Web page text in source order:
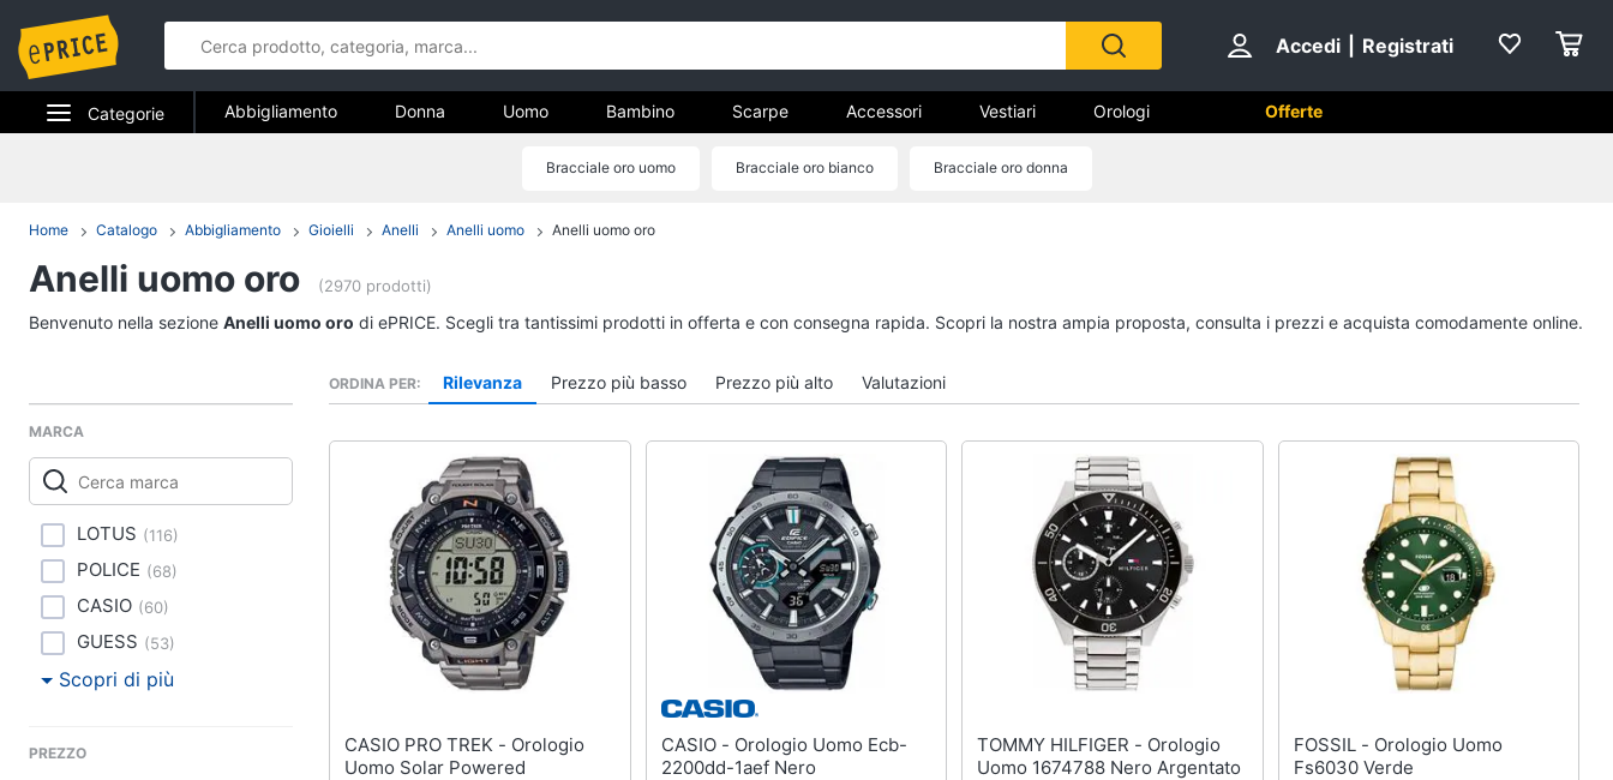
Accedi Registrati
Categorie
Telefonia
Tv e Home Cinema
Audio e musica
Clima
Brico e Giardinaggio
Abbigliamento
Donna
Felpa donna
Uomo
Giacca uomo
Copertina neonato
Accessori
Sigaretta elettronica
Borse
Occhiali da vista
Occhiali da sole
Anelli
Orecchini
Cavigliera
Abbigliamento Donna Uomo Bambino Scarpe Accessori Vestiari Orologi Offerte
Bracciale oro uomo Bracciale oro bianco Bracciale oro donna
Home Catalogo Abbigliamento Gioielli Anelli Anelli uomo Anelli uomo oro
Anelli uomo oro (2970 prodotti)
Benvenuto nella sezione Anelli uomo oro di ePRICE. Scegli tra tantissimi prodotti in offerta e con consegna rapida. Scopri la nostra ampia proposta, consulta i prezzi e acquista comodamente online.
MARCA
LOTUS (116)
POLICE (68)
CASIO (60)
GUESS (53)
Scopri di più
PREZZO
ORDINA PER Rilevanza Prezzo più basso Prezzo più alto Valutazioni
CASIO PRO TREK - Orologio
Uomo Solar Powered
CASIO - Orologio Uomo Ecb-
2200dd-1aef Nero
TOMMY HILFIGER - Orologio
Uomo 1674788 Nero Argentato
FOSSIL - Orologio Uomo
Fs6030 Verde